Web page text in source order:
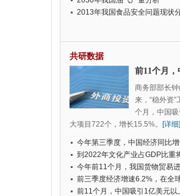
2013年我国食品安全问题现状
共研数据
前11个月
以上外资大
15.5%
商务部部长
来，“稳外资
个月，中国
大项目722个，增长15.5%。 [详细]
今年第三季度，中国经济同比
国有季度数据以来的新低
到2022年文化产业占GDP比重
经济支柱产业
今年前11个月，我国货物贸易
元人民币，比去年同期增长
前三季度经济增速6.2%，在全
以上的经济体中增速最快
前11个月，中国吸引1亿美元以